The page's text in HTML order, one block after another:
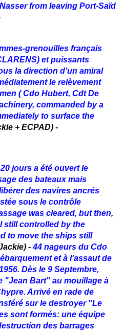
from leaving Port-Saïd
grenouilles français
et puissants
la direction d'un amiral
le relèvement
( Cdo Hubert, Cdt De
commanded by a
to surface the
+ ECPAD) -
jours a été ouvert le
des bateaux mais
des navires ancrés
sous le contrôle
was cleared, but then,
still controlled by the
to move the ships still
-44 nageurs du Cdo
et à l'assaut de
Dès le 9 Septembre,
"Jean Bart" au mouillage à
Arrivé en rade de
sur le destroyer "Le
sont formés: une équipe
des barrages